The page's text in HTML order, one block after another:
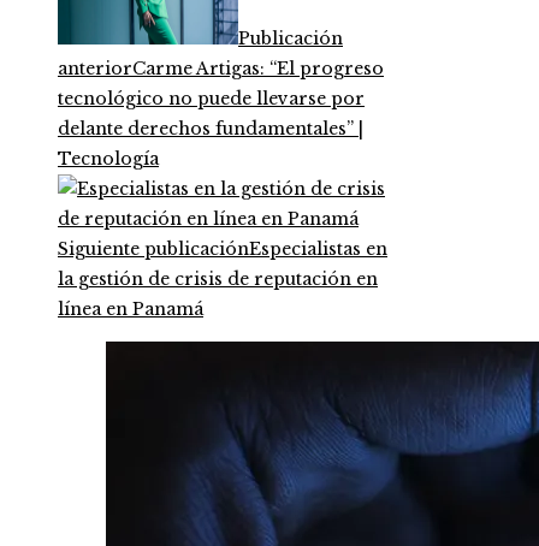
Publicación
anteriorCarme Artigas: “El progreso
tecnológico no puede llevarse por
delante derechos fundamentales” |
Tecnología
Siguiente publicaciónEspecialistas en
la gestión de crisis de reputación en
línea en Panamá